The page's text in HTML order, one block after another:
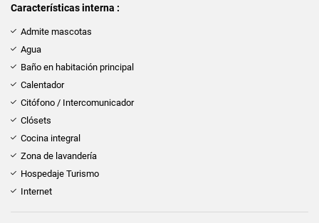
Características interna :
Admite mascotas
Agua
Baño en habitación principal
Calentador
Citófono / Intercomunicador
Clósets
Cocina integral
Zona de lavandería
Hospedaje Turismo
Internet